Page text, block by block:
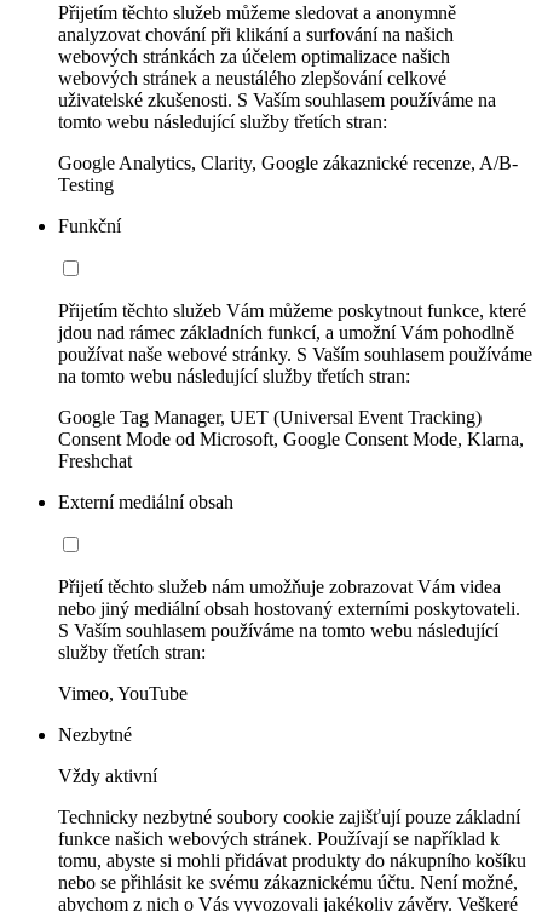
Přijetím těchto služeb můžeme sledovat a anonymně
analyzovat chování při klikání a surfování na našich
webových stránkách za účelem optimalizace našich
webových stránek a neustálého zlepšování celkové
uživatelské zkušenosti. S Vaším souhlasem používáme na
tomto webu následující služby třetích stran:
Google Analytics, Clarity, Google zákaznické recenze, A/B-
Testing
Funkční
Přijetím těchto služeb Vám můžeme poskytnout funkce, které
jdou nad rámec základních funkcí, a umožní Vám pohodlně
používat naše webové stránky. S Vaším souhlasem používáme
na tomto webu následující služby třetích stran:
Google Tag Manager, UET (Universal Event Tracking)
Consent Mode od Microsoft, Google Consent Mode, Klarna,
Freshchat
Externí mediální obsah
Přijetí těchto služeb nám umožňuje zobrazovat Vám videa
nebo jiný mediální obsah hostovaný externími poskytovateli.
S Vaším souhlasem používáme na tomto webu následující
služby třetích stran:
Vimeo, YouTube
Nezbytné
Vždy aktivní
Technicky nezbytné soubory cookie zajišťují pouze základní
funkce našich webových stránek. Používají se například k
tomu, abyste si mohli přidávat produkty do nákupního košíku
nebo se přihlásit ke svému zákaznickému účtu. Není možné,
abychom z nich o Vás vyvozovali jakékoliv závěry. Veškeré